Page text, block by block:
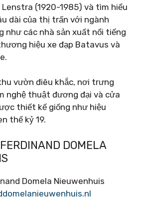
Lenstra (1920-1985) và tìm hiểu
dài của thị trấn với ngành
như các nhà sản xuất nổi tiếng
hiệu xe đạp Batavus và
vườn điêu khắc, nơi trưng
nghệ thuật đương đại và cửa
thiết kế giống như hiệu
thế kỷ 19.
DOMELA